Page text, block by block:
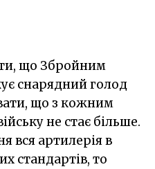
що Збройним
снарядний голод
що з кожним
не стає більше.
вся артилерія в
стандартів, то